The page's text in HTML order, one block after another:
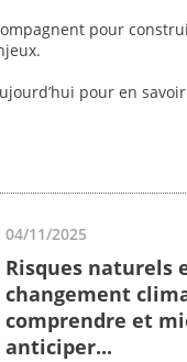
pour
pour en
04/11/2025
Risques naturels
changement
comprendre et
anticiper...